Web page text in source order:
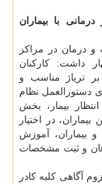
با بیماران
و درمان در مراكز
داشت: كاركنان
بر تریاژ مناسب و
دستورالعمل نظام
بیمار، بخش
در اختیار
بیماران، آموزش
و ثبت مشخصات
آگاهی كلیه كادر